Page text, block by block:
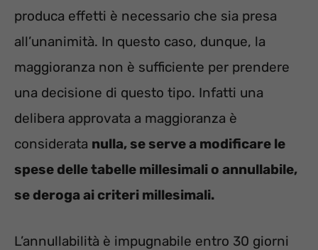
produca effetti è necessario che sia presa
all’unanimità. In questo caso, dunque, la
maggioranza non è sufficiente per prendere
una decisione di questo tipo. Infatti una
delibera approvata a maggioranza è
considerata nulla, se serve a modificare le
spese delle tabelle millesimali o annullabile,
se deroga ai criteri millesimali.
L’annullabilità è impugnabile entro 30 giorni